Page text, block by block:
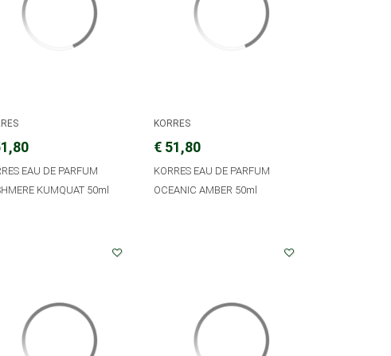
EAU DE PARFUM
KUMQUAT 50ml
KORRES
€ 51,80
KORRES EAU DE PARFUM
OCEANIC AMBER 50ml